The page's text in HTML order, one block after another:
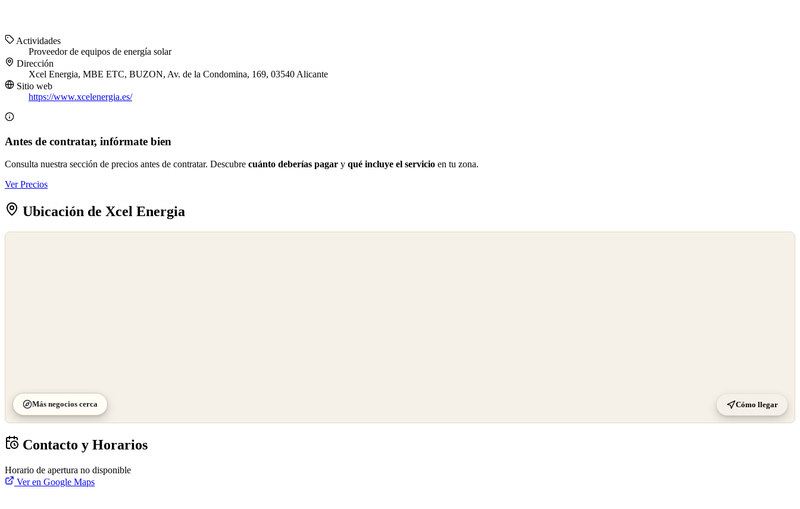
Actividades
Proveedor de equipos de energía solar
Dirección
Xcel Energia, MBE ETC, BUZON, Av. de la Condomina, 169, 03540 Alicante
Sitio web
https://www.xcelenergia.es/
Antes de contratar, infórmate bien
Consulta nuestra sección de precios antes de contratar. Descubre cuánto deberías pagar y qué incluye el servicio en tu zona.
Ver Precios
Ubicación de Xcel Energia
Más negocios cerca Cómo llegar
Contacto y Horarios
Horario de apertura no disponible
Ver en Google Maps